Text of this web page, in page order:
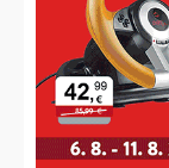
POVIJESNI
Koprivničanci